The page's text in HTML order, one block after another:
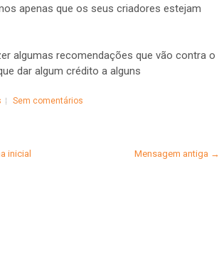
apenas que os seus criadores estejam
algumas recomendações que vão contra o
dar algum crédito a alguns
Sem comentários
Mensagem antiga →
inicial